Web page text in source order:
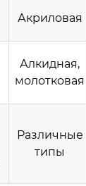
Акриловая
Алкидная,
молотковая
Различные
типы